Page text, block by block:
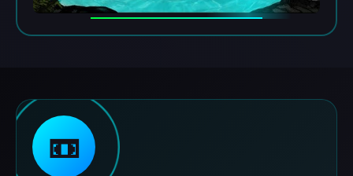
📼